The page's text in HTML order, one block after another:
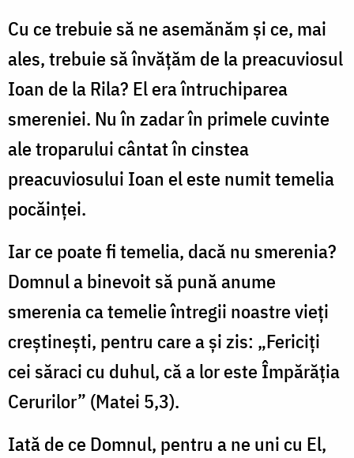
Cu ce trebuie să ne asemănăm şi ce, mai
ales, trebuie să învăţăm de la preacuviosul
Ioan de la Rila? El era întruchiparea
smereniei. Nu în zadar în primele cuvinte
ale troparului cântat în cinstea
preacuviosului Ioan el este numit temelia
pocăinţei.
Iar ce poate fi temelia, dacă nu smerenia?
Domnul a binevoit să pună anume
smerenia ca temelie întregii noastre vieţi
creştineşti, pentru care a şi zis: „Fericiţi
cei săraci cu duhul, că a lor este Împărăţia
Cerurilor” (Matei 5,3).
Iată de ce Domnul, pentru a ne uni cu El,